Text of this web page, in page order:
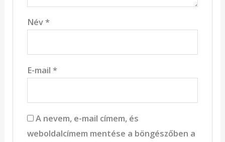
Név*
E-mail *
A nevem, e-mail címem, és
weboldalcímem mentése a böngészőben a